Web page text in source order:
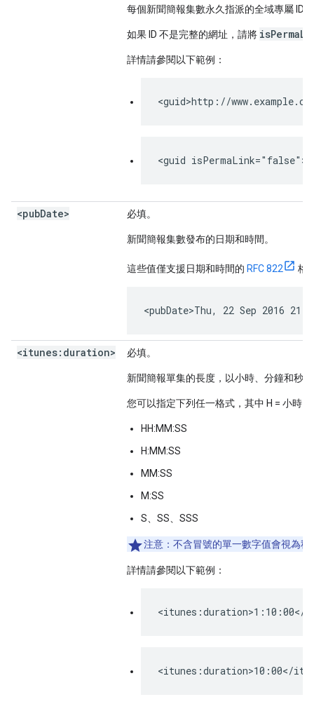
每個新聞簡報集數永久指派的全域專屬 ID
如果 ID 不是完整的網址，請將
詳情請參閱以下範例：
<guid>http://
<guid
<pubDate> 必填。
新聞簡報集數發布的日期和時間。
這些值僅支援日期和時間的 RFC 822 格
<pubDate>Thu, 22 Sep 2016
<itunes:duration> 必填。
新聞簡報單集的長度，以小時、分鐘和秒
您可以指定下列任一格式，其中 H = 小時
HH:MM:SS
H:MM:SS
MM:SS
M:SS
S、SS、SSS
注意： 不含冒號的單一數字值會視為秒
詳情請參閱以下範例：
<itunes:duration>1:10:00</
<itunes:duration>10:00</